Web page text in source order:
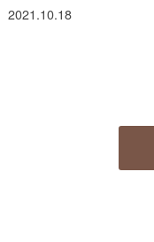
2021.10.18